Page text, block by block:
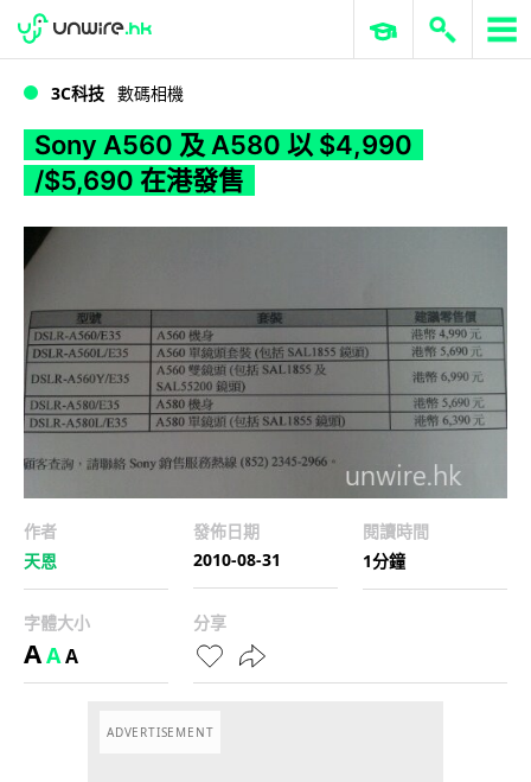
WWDC 2026 ERP 與商業 AI
3C科技 數碼相機
Sony A560 及 A580 以 $4,990
/$5,690 在港發售
作者
天恩
發佈日期
2010-08-31
閱讀時間
1分鐘
字體大小
AAA
分享
ADVERTISEMENT